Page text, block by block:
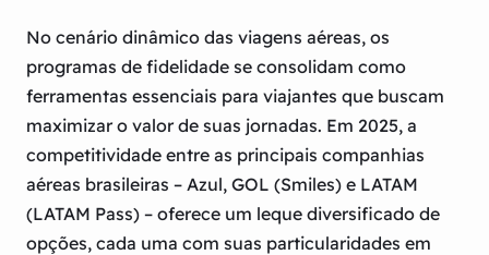
No cenário dinâmico das viagens aéreas, os
programas de fidelidade se consolidam como
ferramentas essenciais para viajantes que buscam
maximizar o valor de suas jornadas. Em 2025, a
competitividade entre as principais companhias
aéreas brasileiras – Azul, GOL (Smiles) e LATAM
(LATAM Pass) – oferece um leque diversificado de
opções, cada uma com suas particularidades em